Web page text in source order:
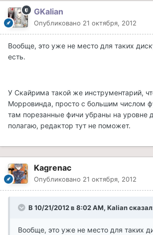
GKalian
Опубликовано 21 октября, 2012
Вообще, это уже не место для таких
есть.
У Скайрима такой же инструментарий,
Морровинда, просто с большим числом
там порезанные фичи убраны на уровне
полагаю, редактор тут не поможет.
Kagrenac
Опубликовано 21 октября, 2012
В 10/21/2012 в 8:02 AM, Kalian
Вообще, это уже не место для таких